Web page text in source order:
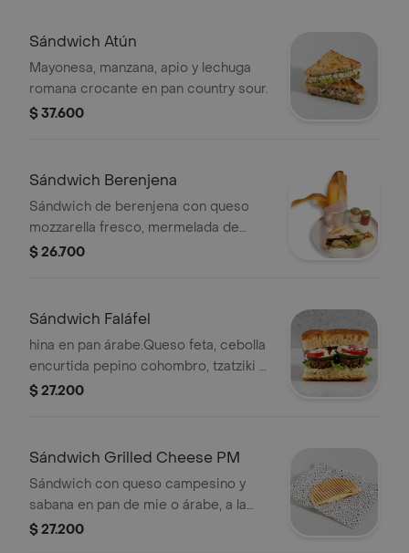
Sándwich Atún
Mayonesa, manzana, apio y lechuga
romana crocante en pan country sour.
$ 37.600
Sándwich Berenjena
Sándwich de berenjena con queso
mozzarella fresco, mermelada de
tomate y rúgula en pan árabe.
$ 26.700
Sándwich Faláfel
hina en pan árabe.Queso feta, cebolla
encurtida pepino cohombro, tzatziki y
ta
$ 27.200
Sándwich Grilled Cheese PM
Sándwich con queso campesino y
sabana en pan de mie o árabe, a la
parrilla.
$ 27.200